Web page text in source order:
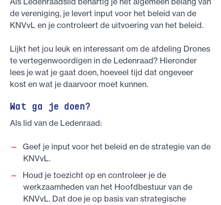
de vereniging, je levert input voor het beleid van de
KNVvL en je controleert de uitvoering van het beleid.
Lijkt het jou leuk en interessant om de afdeling Drones
te vertegenwoordigen in de Ledenraad? Hieronder
lees je wat je gaat doen, hoeveel tijd dat ongeveer
kost en wat je daarvoor moet kunnen.
Wat ga je doen?
Als lid van de Ledenraad:
Geef je input voor het beleid en de strategie van de
KNVvL.
Houd je toezicht op en controleer je de
werkzaamheden van het Hoofdbestuur van de
KNVvL. Dat doe je op basis van strategische